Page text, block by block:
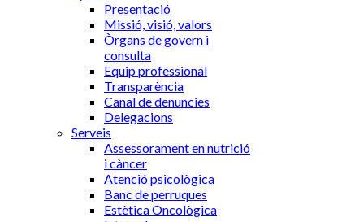
Presentació
Missió, visió, valors
Òrgans de govern i
consulta
Equip professional
Transparència
Canal de denuncies
Delegacions
Serveis
Assessorament en nutrició
i càncer
Atenció psicològica
Banc de perruques
Estètica Oncològica